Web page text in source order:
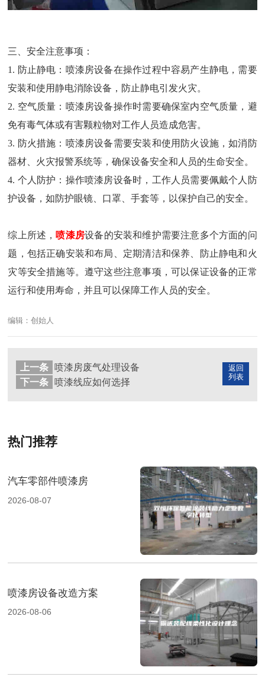
三、安全注意事项：
1. 防止静电：喷漆房设备在操作过程中容易产生静电，需要
安装和使用静电消除设备，防止静电引发火灾。
2. 空气质量：喷漆房设备操作时需要确保室内空气质量，避
免有毒气体或有害颗粒物对工作人员造成危害。
3. 防火措施：喷漆房设备需要安装和使用防火设施，如消防
器材、火灾报警系统等，确保设备安全和人员的生命安全。
4. 个人防护：操作喷漆房设备时，工作人员需要佩戴个人防
护设备，如防护眼镜、口罩、手套等，以保护自己的安全。
综上所述， 喷漆房设备的安装和维护需要注意多个方面的问
题，包括正确安装和布局、定期清洁和保养、防止静电和火
灾等安全措施等。遵守这些注意事项，可以保证设备的正常
运行和使用寿命，并且可以保障工作人员的安全。
编辑：创始人
返回
列表
上一条
喷漆房废气处理设备
下一条
喷漆线应如何选择
热门推荐
汽车零部件喷漆房
2026-08-07
喷漆房设备改造方案
2026-08-06